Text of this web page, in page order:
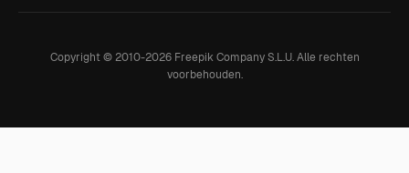
Copyright © 2010-2026Freepik Company S.L.U. Alle rechten
voorbehouden.